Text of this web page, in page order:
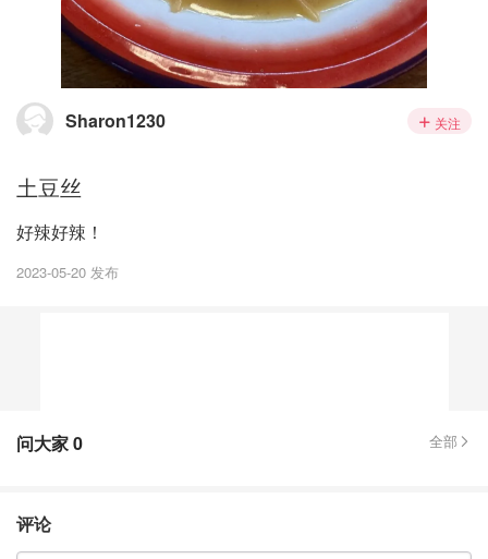
Sharon1230 关注
土豆丝
好辣好辣！
2023-05-20 发布
问大家0 全部
评论